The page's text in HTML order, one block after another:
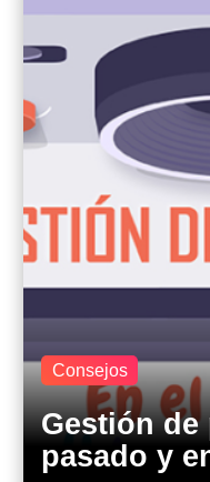
Consejos
Gestión de
pasado y